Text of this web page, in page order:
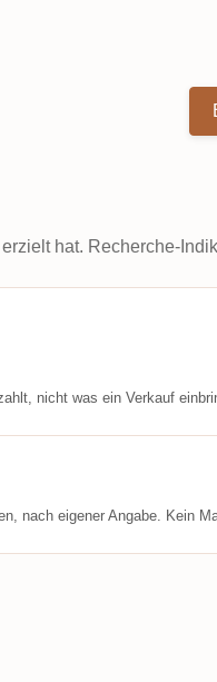
hat. Recherche-
nicht was ein Verkauf
nach eigener Angabe. Kein